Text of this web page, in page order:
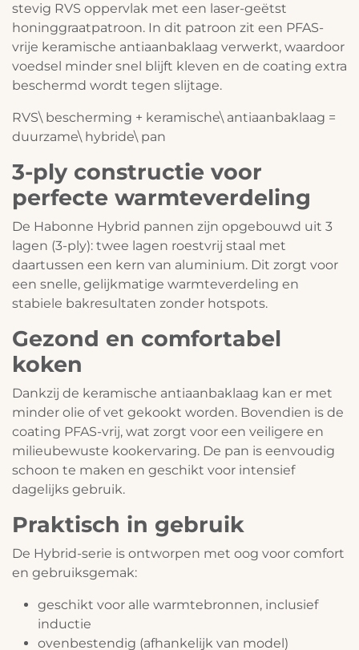
stevig RVS oppervlak met een laser-geëtst
honinggraatpatroon. In dit patroon zit een PFAS-
vrije keramische antiaanbaklaag verwerkt, waardoor
voedsel minder snel blijft kleven en de coating extra
beschermd wordt tegen slijtage.
RVS\ bescherming + keramische\ antiaanbaklaag =
duurzame\ hybride\ pan
3-ply constructie voor
perfecte warmteverdeling
De Habonne Hybrid pannen zijn opgebouwd uit 3
lagen (3-ply): twee lagen roestvrij staal met
daartussen een kern van aluminium. Dit zorgt voor
een snelle, gelijkmatige warmteverdeling en
stabiele bakresultaten zonder hotspots.
Gezond en comfortabel
koken
Dankzij de keramische antiaanbaklaag kan er met
minder olie of vet gekookt worden. Bovendien is de
coating PFAS-vrij, wat zorgt voor een veiligere en
milieubewuste kookervaring. De pan is eenvoudig
schoon te maken en geschikt voor intensief
dagelijks gebruik.
Praktisch in gebruik
De Hybrid-serie is ontworpen met oog voor comfort
en gebruiksgemak:
geschikt voor alle warmtebronnen, inclusief
inductie
ovenbestendig (afhankelijk van model)